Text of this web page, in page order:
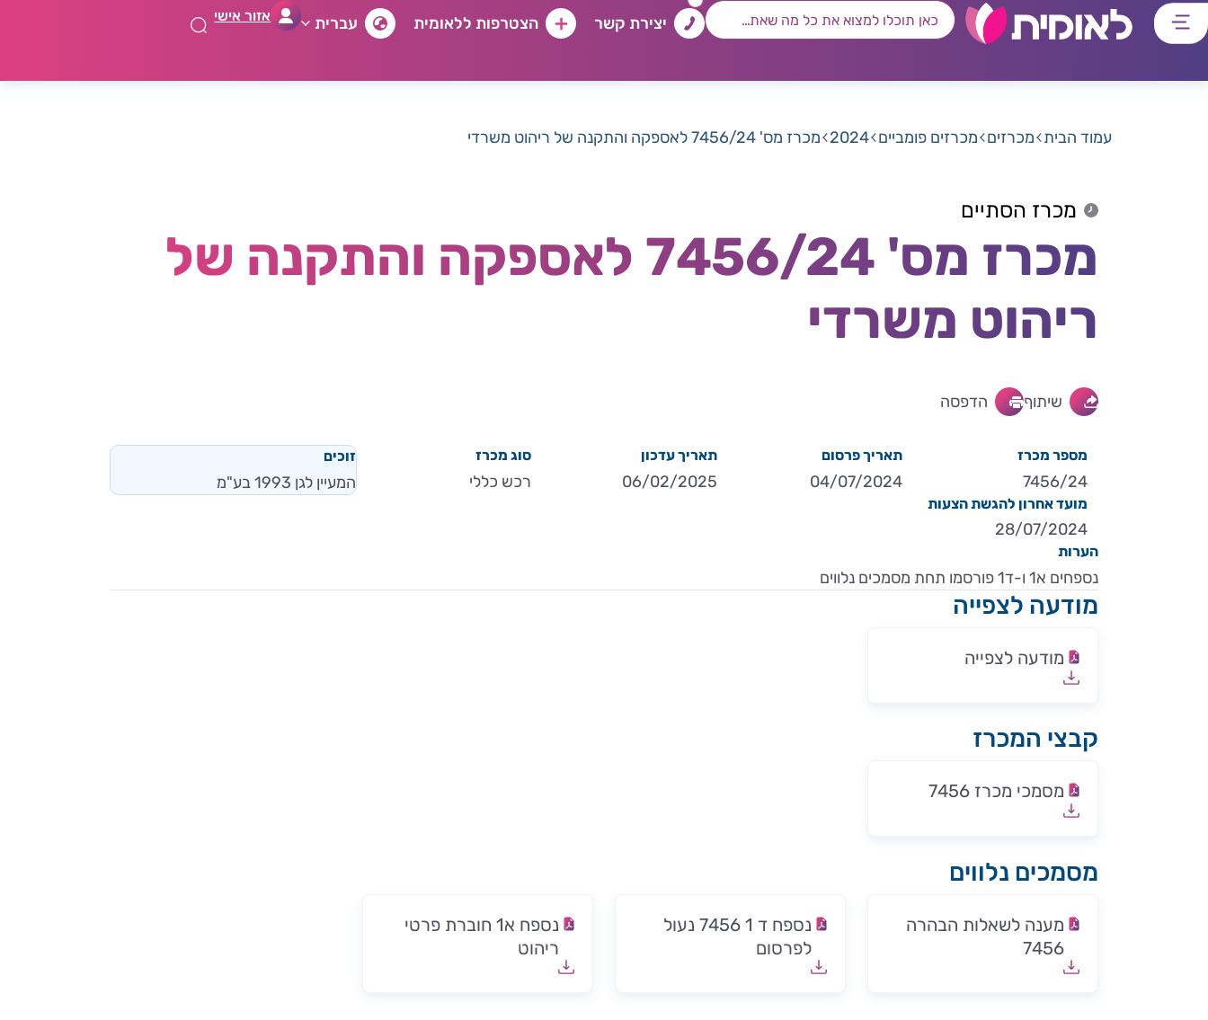
דלג
דלג
דלג
דלג
יצירת קשר הצטרפות ללאומית עברית אזור אישי
עמוד הבית מכרזים מכרזים פומביים 2024 מכרז מס' 7456/24 לאספקה והתקנה של ריהוט משרדי
מכרז הסתיים
מכרז מס' 7456/24 לאספקה והתקנה של
ריהוט משרדי
שיתוף הדפסה
מספר מכרז
7456/24
תאריך פרסום
04/07/2024
תאריך עדכון
06/02/2025
סוג מכרז
רכש כללי
מועד אחרון להגשת הצעות
28/07/2024
זוכים
המעיין לגן 1993 בע"מ
הערות
נספחים א1 ו-ד1 פורסמו תחת מסמכים נלווים
מודעה לצפייה
מודעה לצפייה
קבצי המכרז
מסמכי מכרז 7456
מסמכים נלווים
מענה לשאלות הבהרה
7456
נספח ד 1 7456 נעול
לפרסום
נספח א1 חוברת פרטי
ריהוט